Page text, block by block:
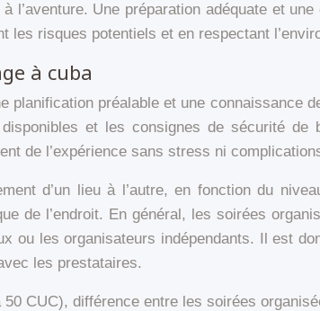
l’aventure. Une préparation adéquate et
risques potentiels et en respectant
à cuba
planification préalable et une connaissance
et les consignes de sécurité de
de l’expérience sans stress ni
d’un lieu à l’autre, en fonction du
de l’endroit. En général, les soirées
ou les organisateurs indépendants. Il est
les prestataires.
CUC), différence entre les soirées